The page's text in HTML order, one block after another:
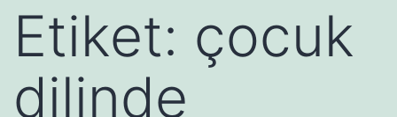
Etiket: çocuk
dilinde